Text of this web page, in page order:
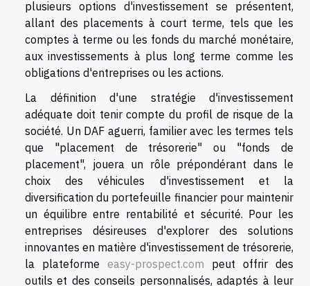
plusieurs options d'investissement se présentent,
allant des placements à court terme, tels que les
comptes à terme ou les fonds du marché monétaire,
aux investissements à plus long terme comme les
obligations d'entreprises ou les actions.
La définition d'une stratégie d'investissement
adéquate doit tenir compte du profil de risque de la
société. Un DAF aguerri, familier avec les termes tels
que "placement de trésorerie" ou "fonds de
placement", jouera un rôle prépondérant dans le
choix des véhicules d'investissement et la
diversification du portefeuille financier pour maintenir
un équilibre entre rentabilité et sécurité. Pour les
entreprises désireuses d'explorer des solutions
innovantes en matière d'investissement de trésorerie,
la plateforme easy-prospect.com peut offrir des
outils et des conseils personnalisés, adaptés à leur